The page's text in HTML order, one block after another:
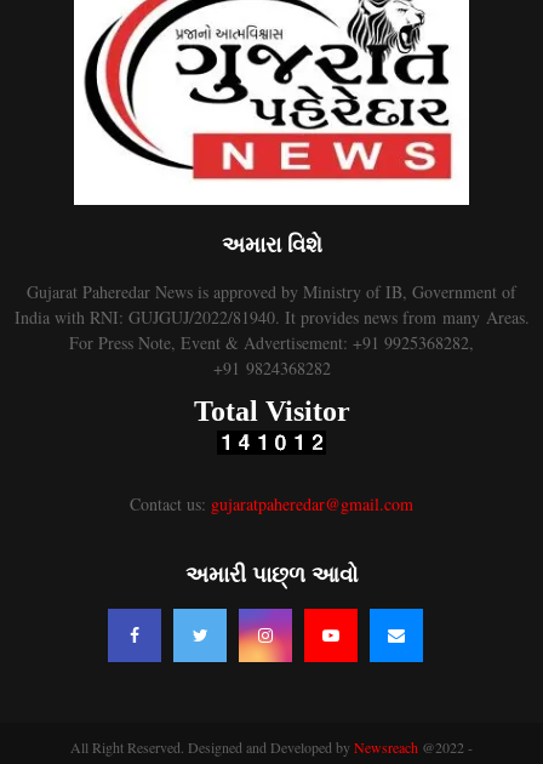
અમારા વિશે
Gujarat Paheredar News is approved by Ministry of IB, Government of
India with RNI: GUJGUJ/2022/81940. It provides news from many Areas.
For Press Note, Event & Advertisement: +91 9925368282,
+91 9824368282
Total Visitor
Contact us: gujaratpaheredar@gmail.com
અમારી પાછ્ળ આવો
All Right Reserved. Designed and Developed byNewsreach @2022 -